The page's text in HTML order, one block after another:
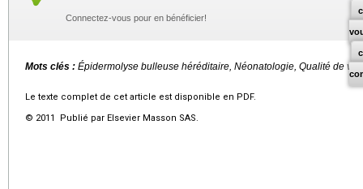
Connectez-vous pour en bénéficier!
Mots clés : Épidermolyse bulleuse héréditaire, Néonatologie, Qualité de vie
Le texte complet de cet article est disponible en PDF.
© 2011 Publié par Elsevier Masson SAS.